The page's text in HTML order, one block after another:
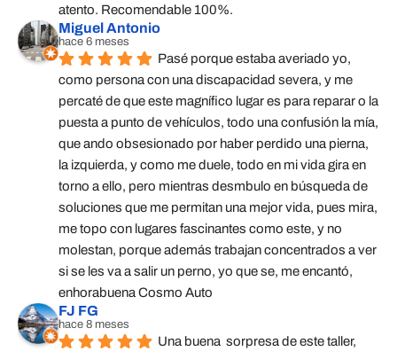
atento. Recomendable 100%.
Miguel Antonio
hace 6 meses
Pasé porque estaba averiado yo,
como persona con una discapacidad severa, y me
percaté de que este magnífico lugar es para reparar o la
puesta a punto de vehículos, todo una confusión la mía,
que ando obsesionado por haber perdido una pierna,
la izquierda, y como me duele, todo en mi vida gira en
torno a ello, pero mientras desmbulo en búsqueda de
soluciones que me permitan una mejor vida, pues mira,
me topo con lugares fascinantes como este, y no
molestan, porque además trabajan concentrados a ver
si se les va a salir un perno, yo que se, me encantó,
enhorabuena Cosmo Auto
FJ FG
hace 8 meses
Una buena  sorpresa de este taller,